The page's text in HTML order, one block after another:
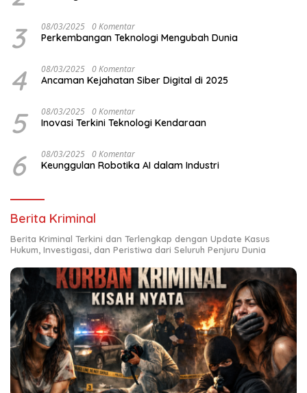
3 08/03/2025 0 Komentar
Perkembangan Teknologi Mengubah Dunia
4 08/03/2025 0 Komentar
Ancaman Kejahatan Siber Digital di 2025
5 08/03/2025 0 Komentar
Inovasi Terkini Teknologi Kendaraan
6 08/03/2025 0 Komentar
Keunggulan Robotika AI dalam Industri
Berita Kriminal
Berita Kriminal Terkini dan Terlengkap dengan Update Kasus
Hukum, Investigasi, dan Peristiwa dari Seluruh Penjuru Dunia